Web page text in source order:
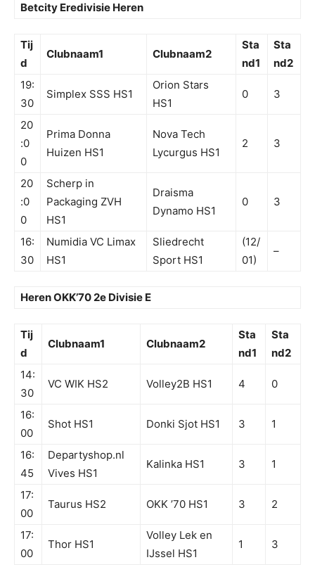
Betcity Eredivisie Heren
Tij
d
Clubnaam1 Clubnaam2
Sta
nd1
Sta
nd2
19:
30
Simplex SSS HS1
Orion Stars
HS1
0 3
20
:0
0
Prima Donna
Huizen HS1
Nova Tech
Lycurgus HS1
2 3
20
:0
0
Scherp in
Packaging ZVH
HS1
Draisma
Dynamo HS1
0 3
16:
30
Numidia VC Limax
HS1
Sliedrecht
Sport HS1
(12/
01)
–
Heren OKK’70 2e Divisie E
Tij
d
Clubnaam1 Clubnaam2
Sta
nd1
Sta
nd2
14:
30
VC WIK HS2 Volley2B HS1 4 0
16:
00
Shot HS1 Donki Sjot HS1 3 1
16:
45
Departyshop.nl
Vives HS1
Kalinka HS1 3 1
17:
00
Taurus HS2 OKK ’70 HS1 3 2
17:
00
Thor HS1
Volley Lek en
IJssel HS1
1 3